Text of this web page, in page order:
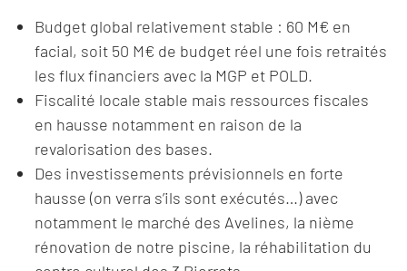
Budget global relativement stable : 60 M€ en
facial, soit 50 M€ de budget réel une fois retraités
les flux financiers avec la MGP et POLD.
Fiscalité locale stable mais ressources fiscales
en hausse notamment en raison de la
revalorisation des bases.
Des investissements prévisionnels en forte
hausse (on verra s’ils sont exécutés…) avec
notamment le marché des Avelines, la nième
rénovation de notre piscine, la réhabilitation du